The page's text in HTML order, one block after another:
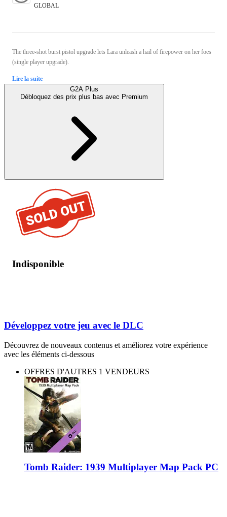
GLOBAL
The three-shot burst pistol upgrade lets Lara unleash a hail of firepower on her foes
(single player upgrade).
Lire la suite
G2A Plus
Débloquez des prix plus bas avec Premium
Indisponible
Développez votre jeu avec le DLC
Découvrez de nouveaux contenus et améliorez votre expérience
avec les éléments ci-dessous
OFFRES D'AUTRES 1 VENDEURS
Tomb Raider: 1939 Multiplayer Map Pack PC